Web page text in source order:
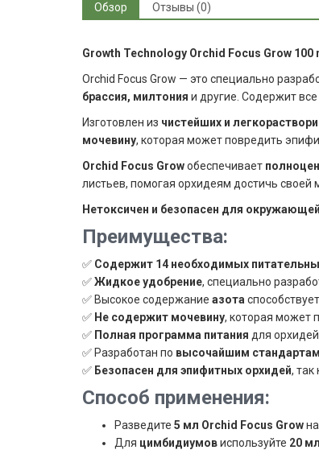
Обзор Отзывы (0)
Growth Technology Orchid Focus Grow 100
Orchid Focus Grow — это специально
брассия, милтония и другие. Содержит
Изготовлен из чистейших и
мочевину, которая может повредить
Orchid Focus Growобеспечивает
листьев, помогая орхидеям достичь своей
Нетоксичен и безопасен для
Преимущества:
✅ Содержит 14 необходимых
✅Жидкое удобрение, специально
✅ Высокое содержание азота
✅ Не содержит мочевину, которая может
✅ Полная программа питания для
✅ Разработан по высочайшим стандартам
✅ Безопасен для эпифитных орхидей, так
Способ применения:
Разведите 5 мл Orchid Focus Growна
Для цимбидиумовиспользуйте 20